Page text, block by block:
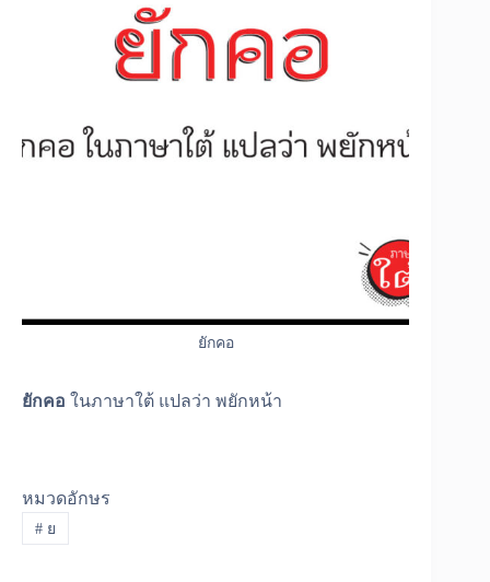
ยักคอ
ยักคอ ในภาษาใต้ แปลว่า พยักหน้า
หมวดอักษร
#ย